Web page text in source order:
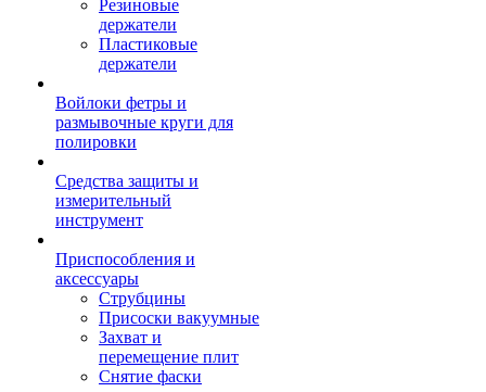
Резиновые
держатели
Пластиковые
держатели
Войлоки фетры и
размывочные круги для
полировки
Средства защиты и
измерительный
инструмент
Приспособления и
аксессуары
Струбцины
Присоски вакуумные
Захват и
перемещение плит
Снятие фаски